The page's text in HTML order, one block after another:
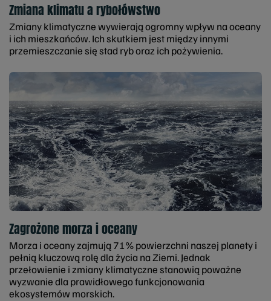
Zmiana klimatu a rybołówstwo
Zmiany klimatyczne wywierają ogromny wpływ na oceany
i ich mieszkańców. Ich skutkiem jest między innymi
przemieszczanie się stad ryb oraz ich pożywienia.
Zagrożone morza i oceany
Morza i oceany zajmują 71% powierzchni naszej planety i
pełnią kluczową rolę dla życia na Ziemi. Jednak
przełowienie i zmiany klimatyczne stanowią poważne
wyzwanie dla prawidłowego funkcjonowania
ekosystemów morskich.